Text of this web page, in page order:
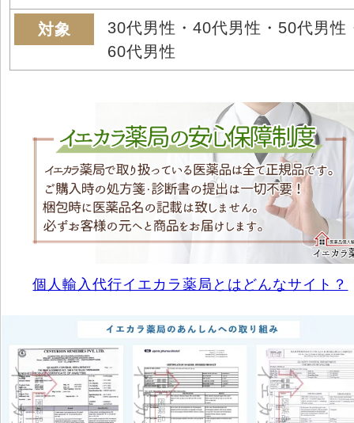
対象
30代男性・40代男性・50代男性
60代男性
個人輸入代行イエカラ薬局とはどんなサイト？